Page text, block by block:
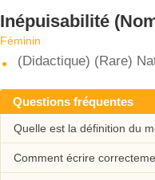
Inépuisabilité
Féminin
(Didactique) (Rare)
Questions fréquentes
Quelle est la définition du
Comment écrire